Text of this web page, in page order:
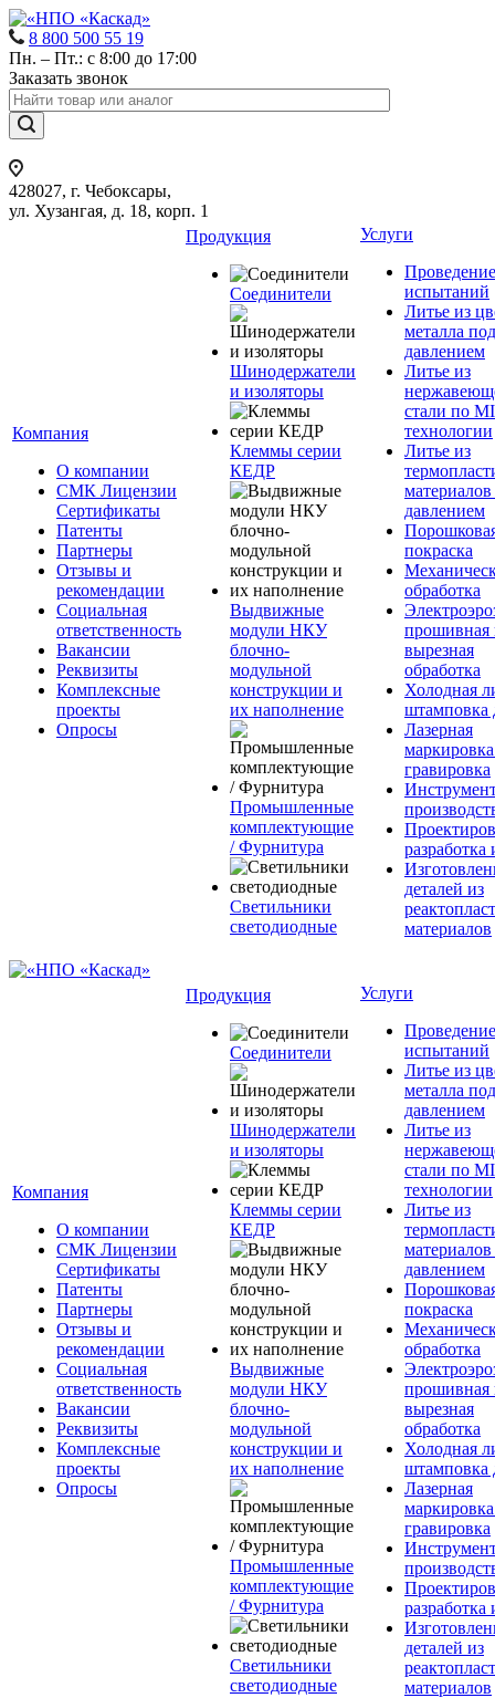
8 800 500 55 19
Пн. – Пт.: с 8:00 до 17:00
Заказать звонок
428027, г. Чебоксары,
ул. Хузангая, д. 18, корп. 1
Компания
О компании
СМК Лицензии
Сертификаты
Патенты
Партнеры
Отзывы и
рекомендации
Социальная
ответственность
Вакансии
Реквизиты
Комплексные
проекты
Опросы
Продукция
Соединители
Шинодержатели
и изоляторы
Клеммы серии
КЕДР
Выдвижные
модули НКУ
блочно-
модульной
конструкции и
их наполнение
Промышленные
комплектующие
/ Фурнитура
Светильники
светодиодные
Услуги
Проведение
испытаний
Литье из
металла под
давлением
Литье из
стали по
технологии
Литье из
давлением
покраска
обработка
прошивная
вырезная
обработка
Холодная
штамповка
Лазерная
гравировка
разработка
деталей из
материалов
Компания
О компании
СМК Лицензии
Сертификаты
Патенты
Партнеры
Отзывы и
рекомендации
Социальная
ответственность
Вакансии
Реквизиты
Комплексные
проекты
Опросы
Продукция
Соединители
Шинодержатели
и изоляторы
Клеммы серии
КЕДР
Выдвижные
модули НКУ
блочно-
модульной
конструкции и
их наполнение
Промышленные
комплектующие
/ Фурнитура
Светильники
светодиодные
Услуги
Проведение
испытаний
Литье из
металла под
давлением
Литье из
стали по
технологии
Литье из
давлением
покраска
обработка
прошивная
вырезная
обработка
Холодная
штамповка
Лазерная
гравировка
разработка
деталей из
материалов